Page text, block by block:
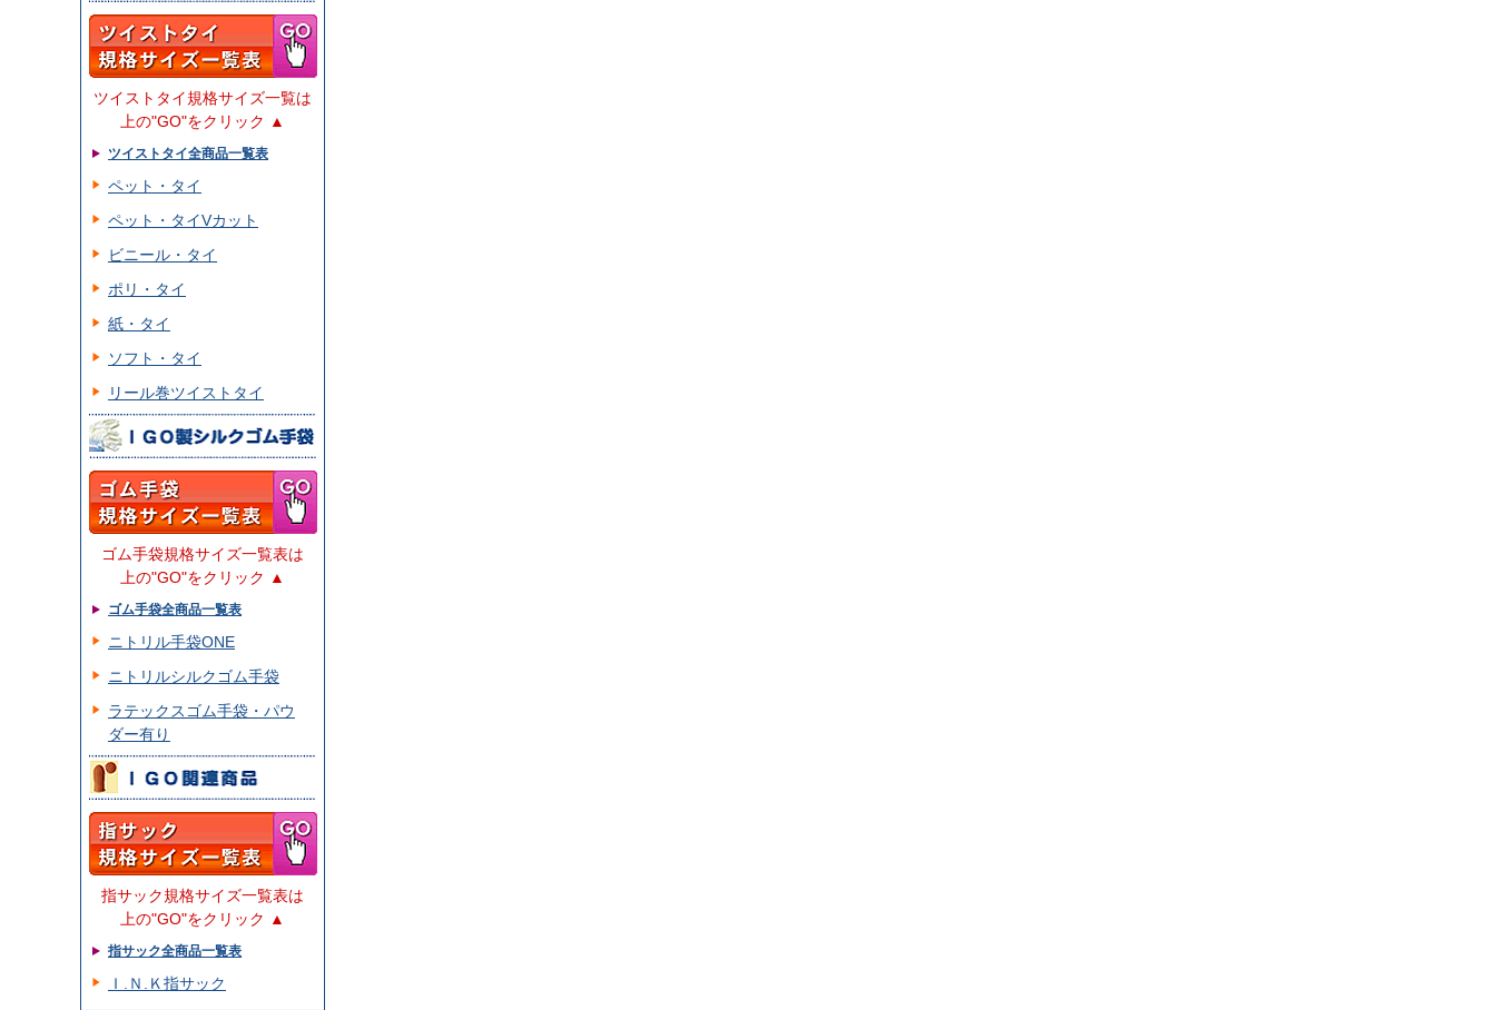
ツイストタイ規格サイズ一覧は
上の"GO"をクリック ▲
ツイストタイ全商品一覧表
ペット・タイ
ペット・タイVカット
ビニール・タイ
ポリ・タイ
紙・タイ
ソフト・タイ
リール巻ツイストタイ
ゴム手袋規格サイズ一覧表は
上の"GO"をクリック ▲
ゴム手袋全商品一覧表
ニトリル手袋ONE
ニトリルシルクゴム手袋
ラテックスゴム手袋・パウ
ダー有り
指サック規格サイズ一覧表は
上の"GO"をクリック ▲
指サック全商品一覧表
Ｉ.Ｎ.Ｋ指サック